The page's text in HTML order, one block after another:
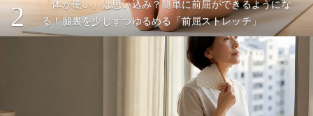
2
「体が硬い」は思い込み？簡単に前屈ができるようにな
る！腿裏を少しずつゆるめる「前屈ストレッチ」